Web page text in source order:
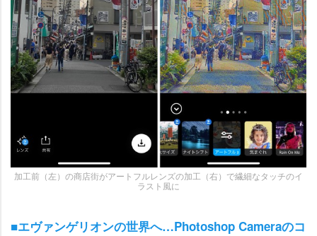
加工前（左）の商店街がアートフルレンズの加工（右）で繊細なタッチのイ
ラスト風に
■エヴァンゲリオンの世界へ…Photoshop Cameraのコ